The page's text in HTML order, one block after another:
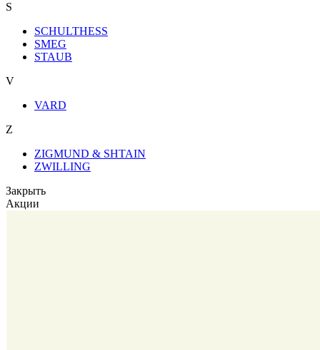
S
SCHULTHESS
SMEG
STAUB
V
VARD
Z
ZIGMUND & SHTAIN
ZWILLING
Закрыть
Акции